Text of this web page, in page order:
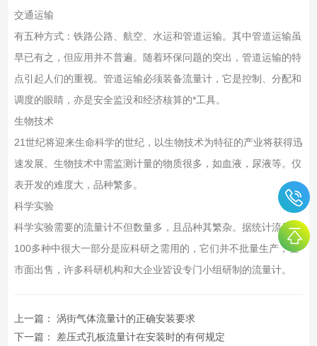
交通运输
有五种方式：铁路公路、航空、水运和管道运输。其中管道运输虽
早已有之，但应用并不普遍。随着环保问题的突出，管道运输的特
点引起人们的重视。管道运输必须装备流量计，它是控制、分配和
调度的眼睛，亦是安全监没和经济核算的*工具。
生物技术
21世纪将迎来生命科学的世纪，以生物技术为特征的产业将获得迅
速发展。生物技术中需监测计量的物质很多，如血液，尿液等。仪
表开发的难度大，品种繁多。
科学实验
科学实验需要的流量计不但数量多，且品种其繁杂。据统计流量计
100多种中很大一部分是应科研之需用的，它们并不批量生产，在
市面出售，许多科研机构和大企业皆设专门小组研制的流量计。
上一篇： 涡街气体流量计的正确安装要求
下一篇： 差压式孔板流量计在安装时的有何规定